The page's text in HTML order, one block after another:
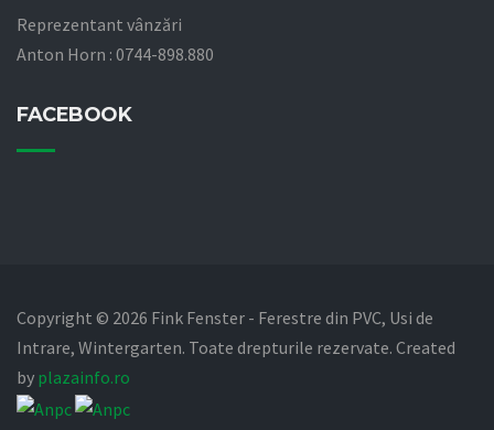
Reprezentant vânzări
Anton Horn : 0744-898.880
FACEBOOK
Copyright © 2026 Fink Fenster - Ferestre din PVC, Usi de
Intrare, Wintergarten. Toate drepturile rezervate. Created
by plazainfo.ro